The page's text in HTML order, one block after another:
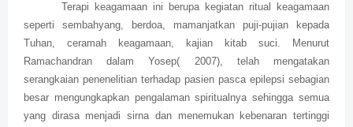
Terapi keagamaan ini berupa kegiatan ritual keagamaan
seperti sembahyang, berdoa, mamanjatkan puji-pujian kepada
Tuhan, ceramah keagamaan, kajian kitab suci. Menurut
Ramachandran dalam Yosep( 2007), telah mengatakan
serangkaian penenelitian terhadap pasien pasca epilepsi sebagian
besar mengungkapkan pengalaman spiritualnya sehingga semua
yang dirasa menjadi sirna dan menemukan kebenaran tertinggi